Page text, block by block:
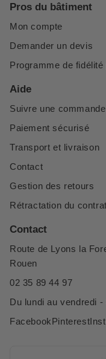
Pros du bâtiment
Mon compte
Demander un devis
Programme de
Aide
Suivre une commande
Paiement sécurisé
Transport et livraison
Contact
Gestion des retours
Rétractation du contrat
Contact
Route de Lyons la
Rouen
02 35 89 44 97
Du lundi au vendredi
FacebookPinterest